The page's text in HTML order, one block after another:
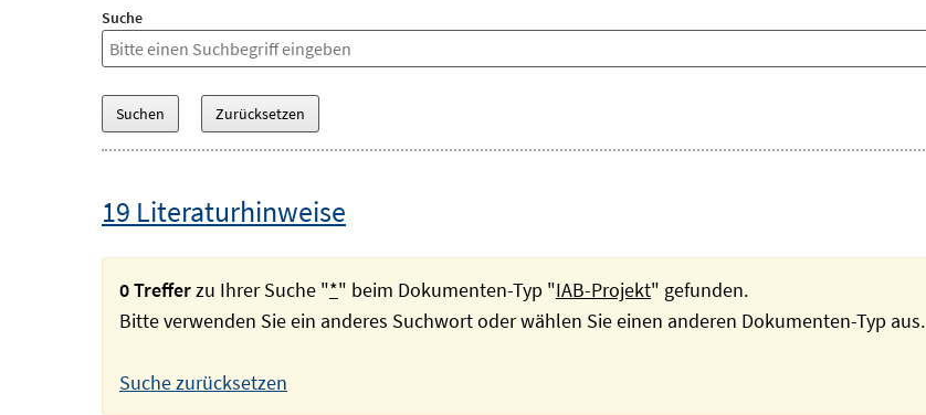
Suche
19 Literaturhinweise
0 Trefferzu Ihrer Suche "*" beim Dokumenten-Typ "IAB-Projekt" gefunden.
Bitte verwenden Sie ein anderes Suchwort oder wählen Sie einen anderen Dokumenten-Typ aus.
Suche zurücksetzen